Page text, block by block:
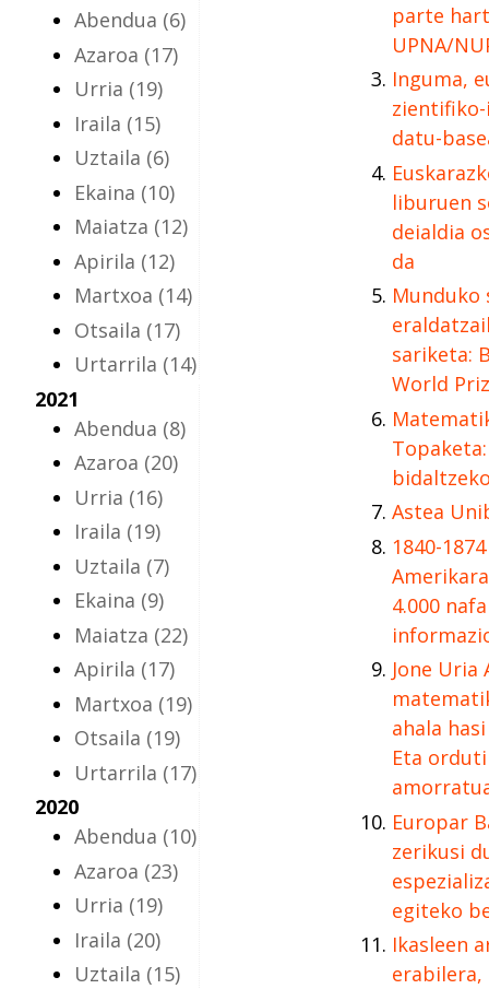
Abendua (6)
Azaroa (17)
Urria (19)
Iraila (15)
Uztaila (6)
Ekaina (10)
Maiatza (12)
Apirila (12)
Martxoa (14)
Otsaila (17)
Urtarrila (14)
2021
Abendua (8)
Azaroa (20)
Urria (16)
Iraila (19)
Uztaila (7)
Ekaina (9)
Maiatza (22)
Apirila (17)
Martxoa (19)
Otsaila (19)
Urtarrila (17)
2020
Abendua (10)
Azaroa (23)
Urria (19)
Iraila (20)
Uztaila (15)
parte
UPNA/
Inguma,
datu-
liburuen
deialdia
da
sariketa:
World
Astea
1840-
4.000
Jone
ahala
Eta
Europar
zerikusi
egiteko
Ikasleen